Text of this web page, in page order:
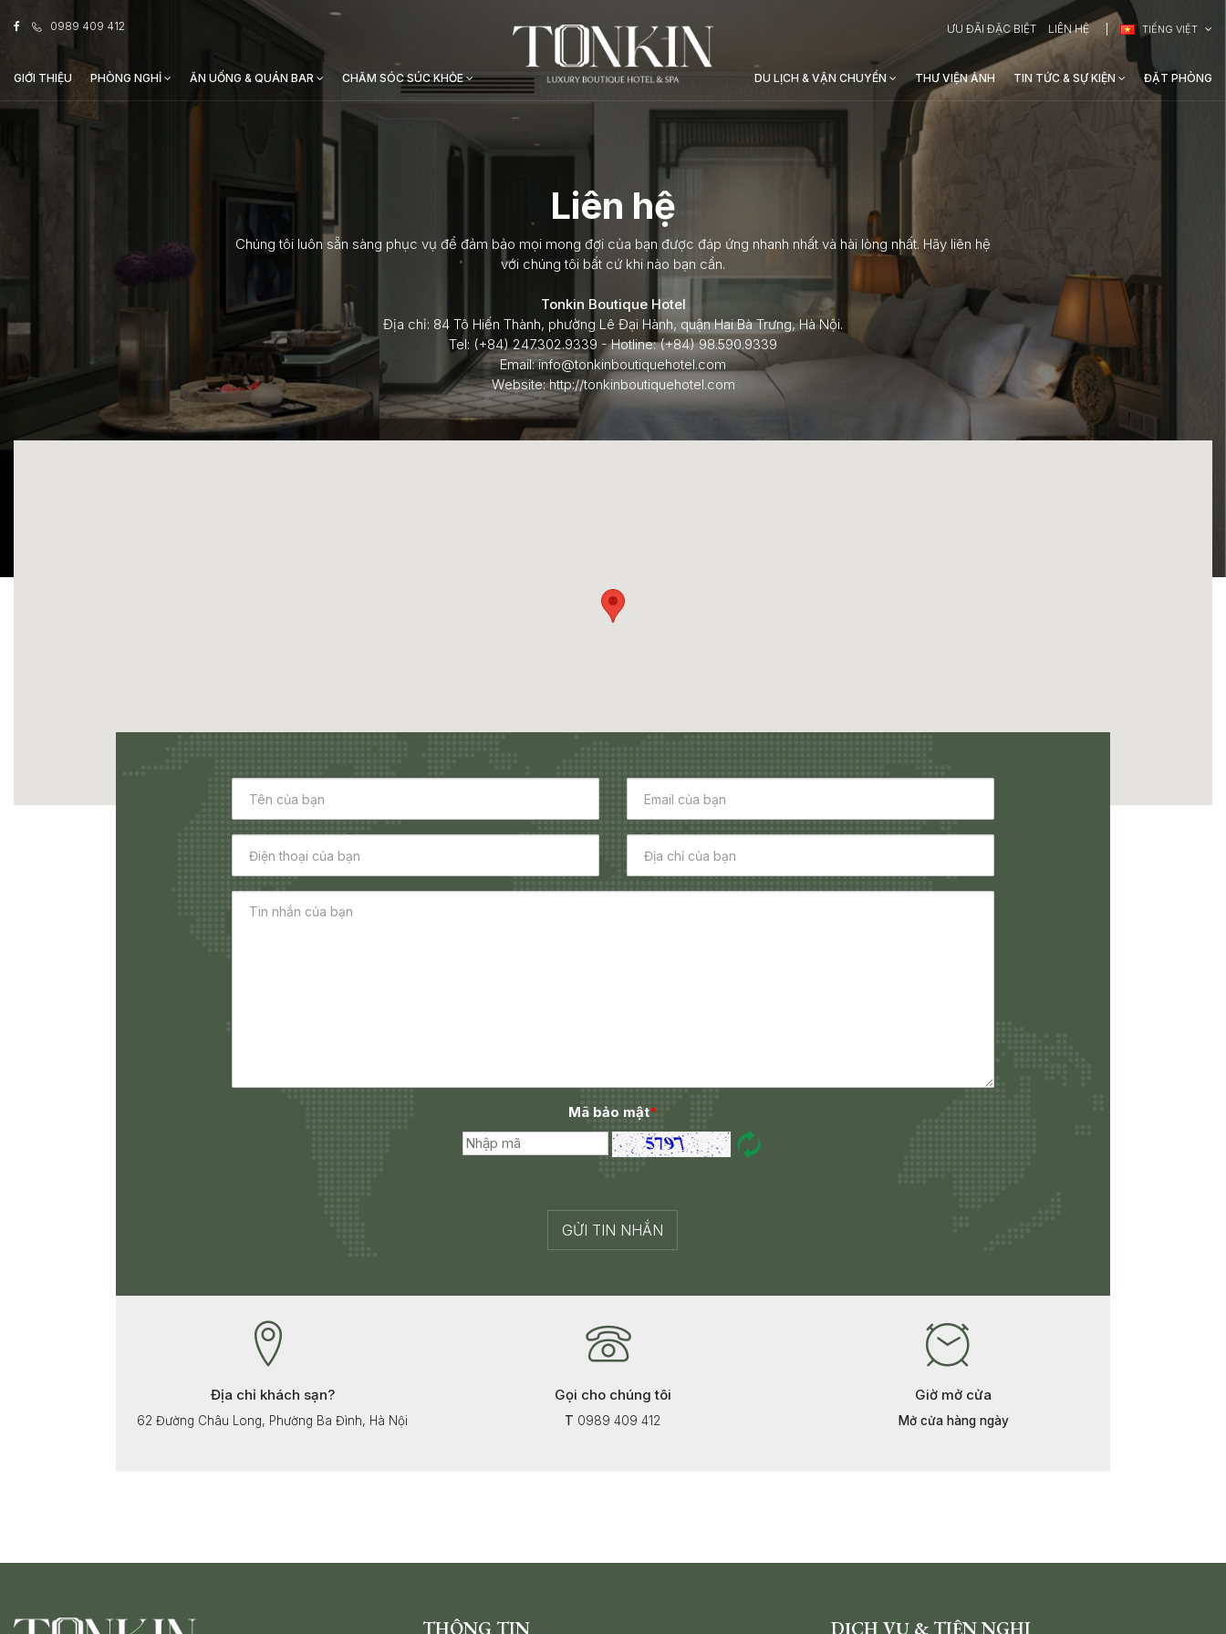
0989 409 412 ƯU ĐÃI ĐẶC BIỆT LIÊN HỆ TIẾNG VIỆT
GIỚI THIỆU PHÒNG NGHỈ ĂN UỐNG & QUÁN BAR CHĂM SÓC SÚC KHỎE DU LỊCH & VẬN CHUYỂN THƯ VIỆN ẢNH TIN TỨC & SỰ KIỆN ĐẶT PHÒNG
Liên hệ
Chúng tôi luôn sẵn sàng phục vụ để đảm bảo mọi mong đợi của bạn được đáp ứng nhanh nhất và hài lòng nhất. Hãy liên hệ
với chúng tôi bất cứ khi nào bạn cần.
Tonkin Boutique Hotel
Địa chỉ: 84 Tô Hiến Thành, phường Lê Đại Hành, quận Hai Bà Trưng, Hà Nội.
Tel: (+84) 247.302.9339 - Hotline: (+84) 98.590.9339
Email: info@tonkinboutiquehotel.com
Website: http://tonkinboutiquehotel.com
Mã bảo mật*
Địa chỉ khách sạn?
62 Đường Châu Long, Phường Ba Đình, Hà Nội
Gọi cho chúng tôi
T 0989 409 412
Giờ mở cửa
Mở cửa hàng ngày
THÔNG TIN DỊCH VỤ & TIỆN NGHI